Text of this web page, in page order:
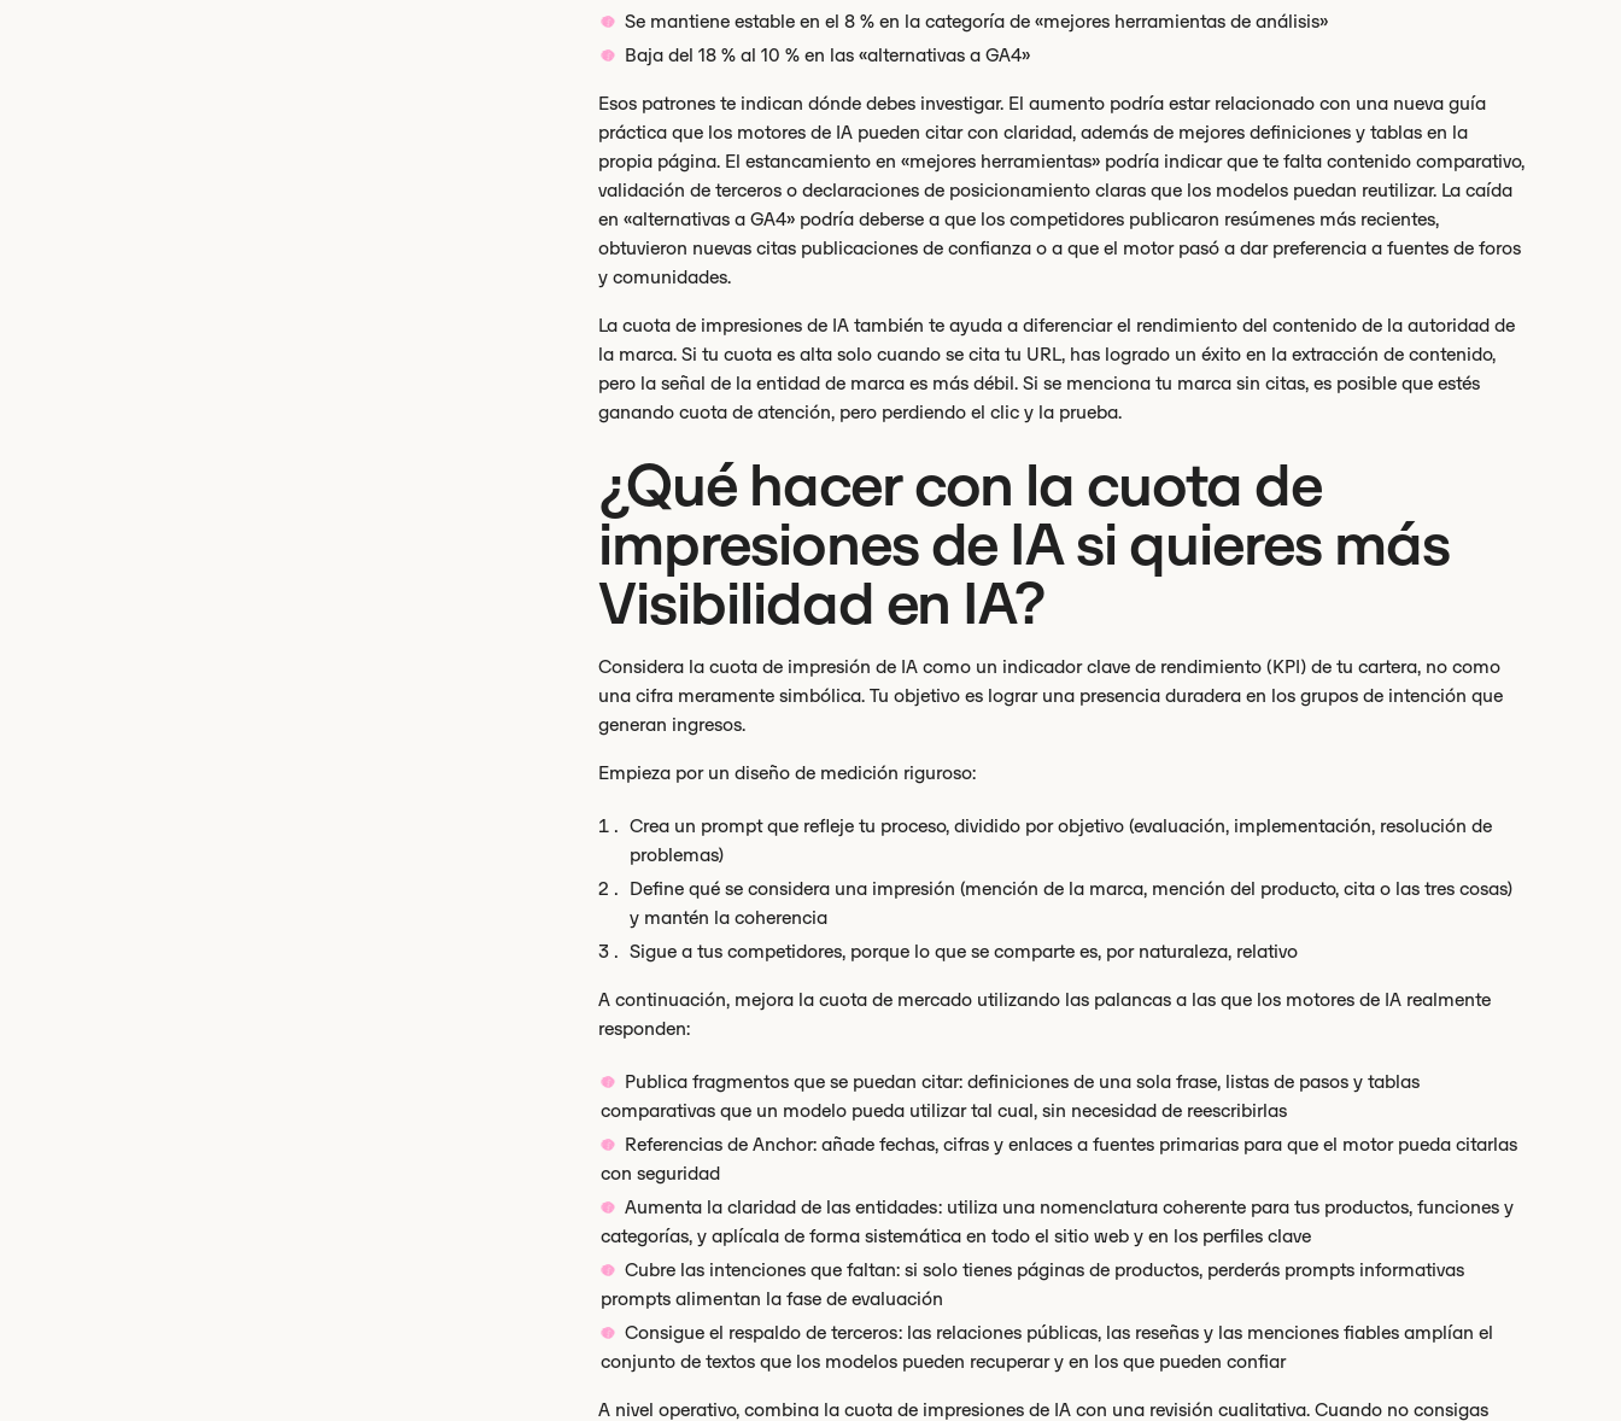
Se mantiene estable en el 8 % en la categoría de «mejores herramientas de análisis»
Baja del 18 % al 10 % en las «alternativas a GA4»
Esos patrones te indican dónde debes investigar. El aumento podría estar relacionado con una nueva guía
práctica que los motores de IA pueden citar con claridad, además de mejores definiciones y tablas en la
propia página. El estancamiento en «mejores herramientas» podría indicar que te falta contenido comparativo,
validación de terceros o declaraciones de posicionamiento claras que los modelos puedan reutilizar. La caída
en «alternativas a GA4» podría deberse a que los competidores publicaron resúmenes más recientes,
obtuvieron nuevas citas publicaciones de confianza o a que el motor pasó a dar preferencia a fuentes de foros
y comunidades.
La cuota de impresiones de IA también te ayuda a diferenciar el rendimiento del contenido de la autoridad de
la marca. Si tu cuota es alta solo cuando se cita tu URL, has logrado un éxito en la extracción de contenido,
pero la señal de la entidad de marca es más débil. Si se menciona tu marca sin citas, es posible que estés
ganando cuota de atención, pero perdiendo el clic y la prueba.
¿Qué hacer con la cuota de
impresiones de IA si quieres más
Visibilidad en IA?
Considera la cuota de impresión de IA como un indicador clave de rendimiento (KPI) de tu cartera, no como
una cifra meramente simbólica. Tu objetivo es lograr una presencia duradera en los grupos de intención que
generan ingresos.
Empieza por un diseño de medición riguroso:
Crea un prompt que refleje tu proceso, dividido por objetivo (evaluación, implementación, resolución de
problemas)
Define qué se considera una impresión (mención de la marca, mención del producto, cita o las tres cosas)
y mantén la coherencia
Sigue a tus competidores, porque lo que se comparte es, por naturaleza, relativo
A continuación, mejora la cuota de mercado utilizando las palancas a las que los motores de IA realmente
responden:
Publica fragmentos que se puedan citar: definiciones de una sola frase, listas de pasos y tablas
comparativas que un modelo pueda utilizar tal cual, sin necesidad de reescribirlas
Referencias de Anchor: añade fechas, cifras y enlaces a fuentes primarias para que el motor pueda citarlas
con seguridad
Aumenta la claridad de las entidades: utiliza una nomenclatura coherente para tus productos, funciones y
categorías, y aplícala de forma sistemática en todo el sitio web y en los perfiles clave
Cubre las intenciones que faltan: si solo tienes páginas de productos, perderás prompts informativas
prompts alimentan la fase de evaluación
Consigue el respaldo de terceros: las relaciones públicas, las reseñas y las menciones fiables amplían el
conjunto de textos que los modelos pueden recuperar y en los que pueden confiar
A nivel operativo, combina la cuota de impresiones de IA con una revisión cualitativa. Cuando no consigas